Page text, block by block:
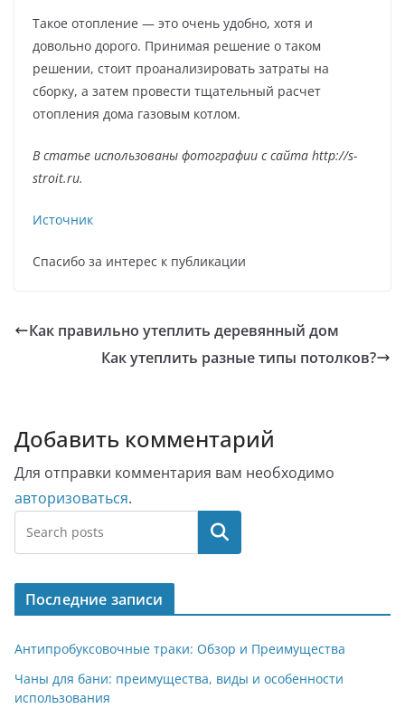
Такое отопление — это очень удобно, хотя и
довольно дорого. Принимая решение о таком
решении, стоит проанализировать затраты на
сборку, а затем провести тщательный расчет
отопления дома газовым котлом.
В статье использованы фотографии с сайта http://s-
stroit.ru.
Источник
Спасибо за интерес к публикации
Как правильно утеплить деревянный дом
Как утеплить разные типы потолков?
Добавить комментарий
Для отправки комментария вам необходимо
авторизоваться.
Поиск
Последние записи
Антипробуксовочные траки: Обзор и Преимущества
Чаны для бани: преимущества, виды и особенности
использования